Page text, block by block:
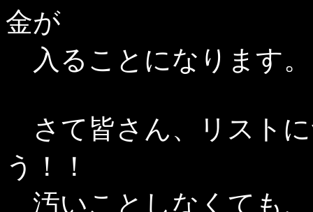
金が
入ることになります。
さて皆さん、リスト
う！！
汚いことしなくても